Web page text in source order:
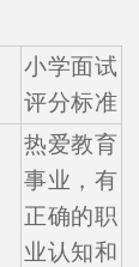
小学面试
评分标准
热爱教育
事业，有
正确的职
业认知和